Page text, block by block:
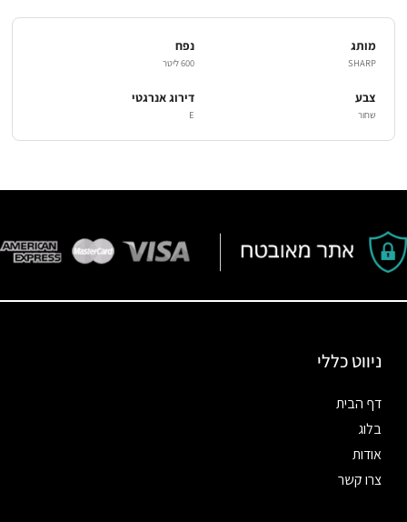
מותג
SHARP
נפח
600 ליטר
צבע
שחור
דירוג אנרגטי
E
ניווט כללי
דף הבית
בלוג
אודות
צרו קשר